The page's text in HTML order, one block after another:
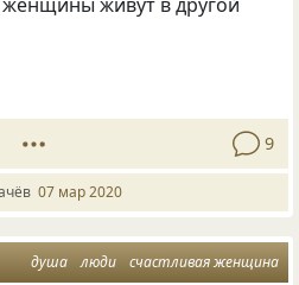
9
07 мар 2020
душа люди счастливая женщина